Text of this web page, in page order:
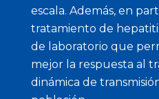
escala. Además, en
tratamiento de
de laboratorio que
mejor la respuesta al
dinámica de